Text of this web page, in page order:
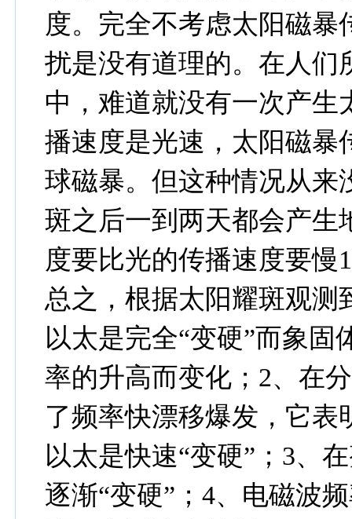
度。完全不考虑太阳磁
扰是没有道理的。在人们
中，难道就没有一次产生
播速度是光速，太阳磁暴
球磁暴。但这种情况从来
斑之后一到两天都会产生
度要比光的传播速度要慢
总之，根据太阳耀斑观测
以太是完全“变硬”而象
率的升高而变化；2、在
了频率快漂移爆发，它
以太是快速“变硬”；3、
逐渐“变硬”；4、电磁波